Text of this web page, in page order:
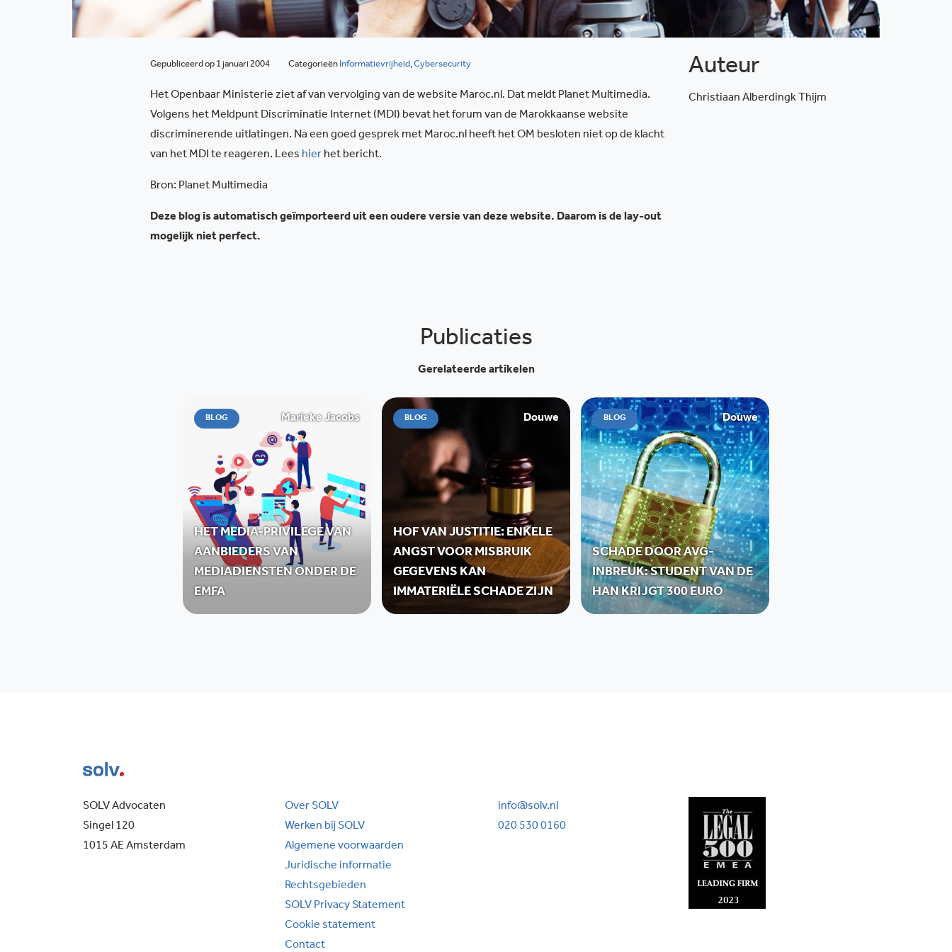
Gepubliceerd op 1 januari 2004 Categorieën Informatievrijheid,Cybersecurity
Het Openbaar Ministerie ziet af van vervolging van de website Maroc.nl. Dat meldt Planet Multimedia.
Volgens het Meldpunt Discriminatie Internet (MDI) bevat het forum van de Marokkaanse website
discriminerende uitlatingen. Na een goed gesprek met Maroc.nl heeft het OM besloten niet op de klacht
van het MDI te reageren. Lees hier het bericht.
Bron: Planet Multimedia
Deze blog is automatisch geïmporteerd uit een oudere versie van deze website. Daarom is de lay-out
mogelijk niet perfect.
Auteur
Christiaan Alberdingk Thijm
Publicaties
Gerelateerde artikelen
BLOG Marieke Jacobs
HET MEDIA-PRIVILEGE VAN
AANBIEDERS VAN
MEDIADIENSTEN ONDER DE
EMFA
BLOG Douwe
HOF VAN JUSTITIE: ENKELE
ANGST VOOR MISBRUIK
GEGEVENS KAN
IMMATERIËLE SCHADE ZIJN
BLOG Douwe
SCHADE DOOR AVG-
INBREUK: STUDENT VAN DE
HAN KRIJGT 300 EURO
SOLV Advocaten
Singel 120
1015 AE Amsterdam
Over SOLV
Werken bij SOLV
Algemene voorwaarden
Juridische informatie
Rechtsgebieden
SOLV Privacy Statement
Cookie statement
Contact
info@solv.nl
020 530 0160